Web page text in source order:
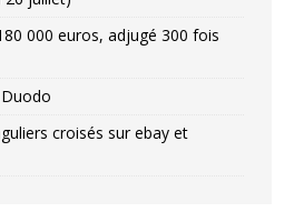
000 euros, adjugé 300 fois
croisés sur ebay et